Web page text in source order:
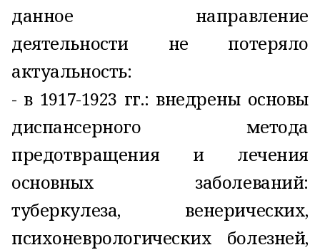
данное направление
деятельности не потеряло
актуальность:
- в 1917-1923 гг.: внедрены основы
диспансерного метода
предотвращения и лечения
основных заболеваний:
туберкулеза, венерических,
психоневрологических болезней,